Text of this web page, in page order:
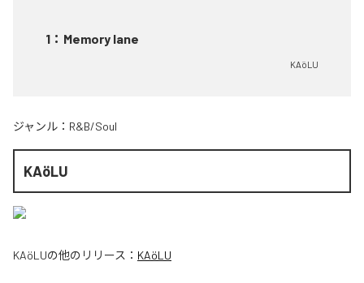
1 ： Memory lane
KAöLU
ジャンル： R&B/Soul
KAöLU
KAöLUの他のリリース： KAöLU